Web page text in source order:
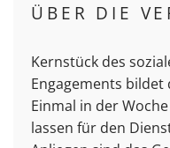
ÜBER DIE
Kernstück des
Engagements bildet
Einmal in der
lassen für den